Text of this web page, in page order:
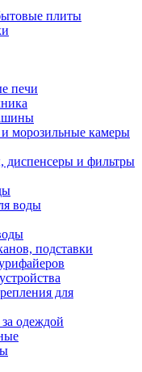
плиты
печи
морозильные камеры
диспенсеры и фильтры
воды
подставки
для
одеждой